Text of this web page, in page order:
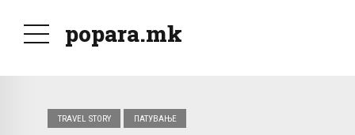
popara.mk
TRAVEL STORY ПАТУВАЊЕ